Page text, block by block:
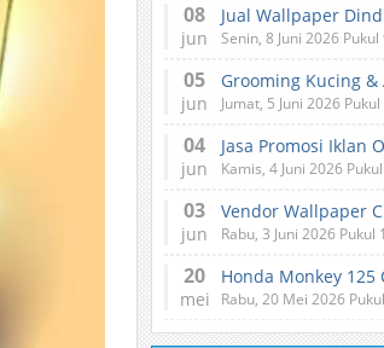
08
jun
Jual Wallpaper
Senin, 8 Juni 2026 Pukul
05
jun Jumat, 5 Juni 2026
04
jun
Jasa Promosi Iklan
Kamis, 4 Juni 2026
03
jun
Vendor Wallpaper
Rabu, 3 Juni 2026 Pukul
20
mei
Honda Monkey 125
Rabu, 20 Mei 2026